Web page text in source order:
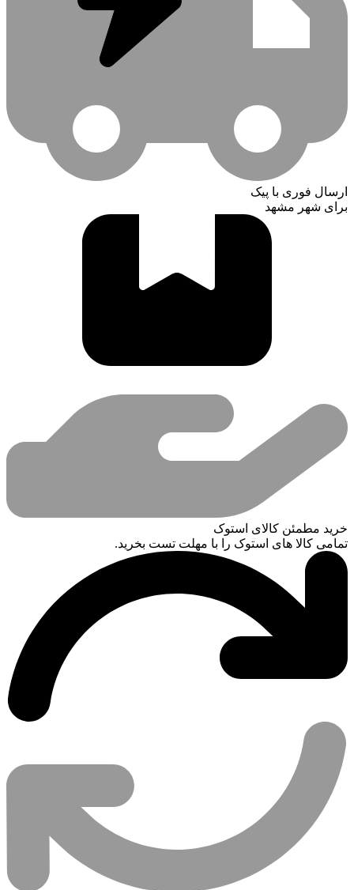
ارسال فوری با پیک
برای شهر مشهد
خرید مطمئن کالای استوک
تمامی کالا های استوک را با مهلت تست بخرید.